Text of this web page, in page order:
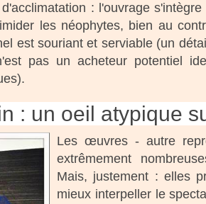
: l'ouvrage
les néophytes, bien au
est souriant et serviable (un
pas un acheteur potentiel
: un oeil atypique
Les œuvres - autre
extrêmement
Mais, justement : elles
mieux interpeller le